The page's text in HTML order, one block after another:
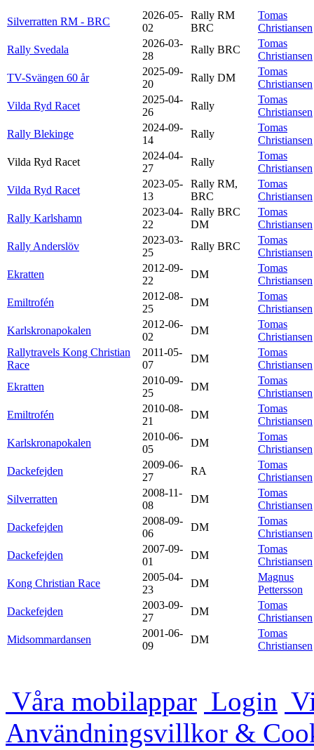
Silverratten RM - BRC
2026-05-
02
Rally RM
BRC
Tomas
Christiansen
Rally Svedala
2026-03-
28
Rally BRC
Tomas
Christiansen
TV-Svängen 60 år
2025-09-
20
Rally DM
Tomas
Christiansen
Vilda Ryd Racet
2025-04-
26
Rally
Tomas
Christiansen
Rally Blekinge
2024-09-
14
Rally
Tomas
Christiansen
Vilda Ryd Racet
2024-04-
27
Rally
Tomas
Christiansen
Vilda Ryd Racet
2023-05-
13
Rally RM,
BRC
Tomas
Christiansen
Rally Karlshamn
2023-04-
22
Rally BRC
DM
Tomas
Christiansen
Rally Anderslöv
2023-03-
25
Rally BRC
Tomas
Christiansen
Ekratten
2012-09-
22
DM
Tomas
Christiansen
Emiltrofén
2012-08-
25
DM
Tomas
Christiansen
Karlskronapokalen
2012-06-
02
DM
Tomas
Christiansen
Rallytravels Kong Christian
Race
2011-05-
07
DM
Tomas
Christiansen
Ekratten
2010-09-
25
DM
Tomas
Christiansen
Emiltrofén
2010-08-
21
DM
Tomas
Christiansen
Karlskronapokalen
2010-06-
05
DM
Tomas
Christiansen
Dackefejden
2009-06-
27
RA
Tomas
Christiansen
Silverratten
2008-11-
08
DM
Tomas
Christiansen
Dackefejden
2008-09-
06
DM
Tomas
Christiansen
Dackefejden
2007-09-
01
DM
Tomas
Christiansen
Kong Christian Race
2005-04-
23
DM
Magnus
Pettersson
Dackefejden
2003-09-
27
DM
Tomas
Christiansen
Midsommardansen
2001-06-
09
DM
Tomas
Christiansen
Våra mobilappar Login
Användningsvillkor &